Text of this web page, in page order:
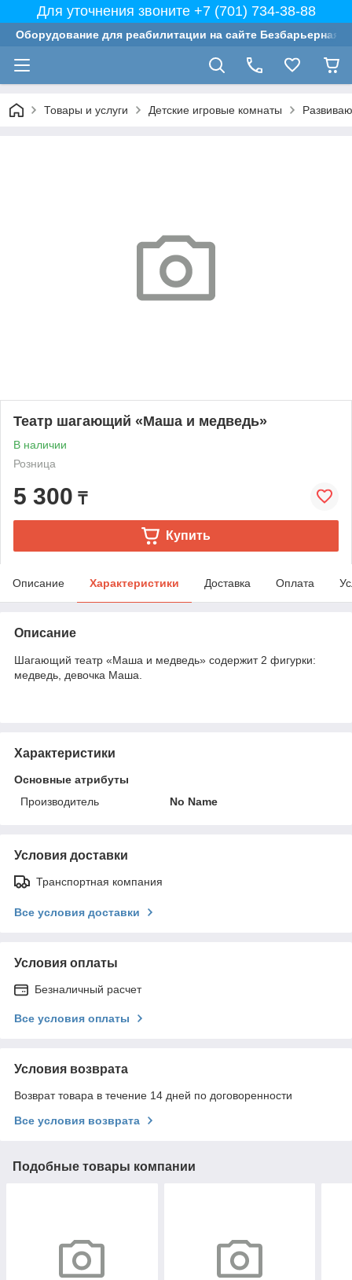
Для уточнения звоните +7 (701) 734-38-88
Оборудование для реабилитации на сайте Безбарьерная
Товары и услуги Детские игровые комнаты
Театр шагающий «Маша и медведь»
В наличии
Розница
5 300 ₸
Купить
Описание Характеристики Доставка Оплата
Описание
Шагающий театр «Маша и медведь» содержит 2 фигурки:
медведь, девочка Маша.
Характеристики
Основные атрибуты
Производитель
No Name
Условия доставки
Транспортная компания
Все условия доставки
Условия оплаты
Безналичный расчет
Все условия оплаты
Условия возврата
Возврат товара в течение 14 дней по договоренности
Все условия возврата
Подобные товары компании